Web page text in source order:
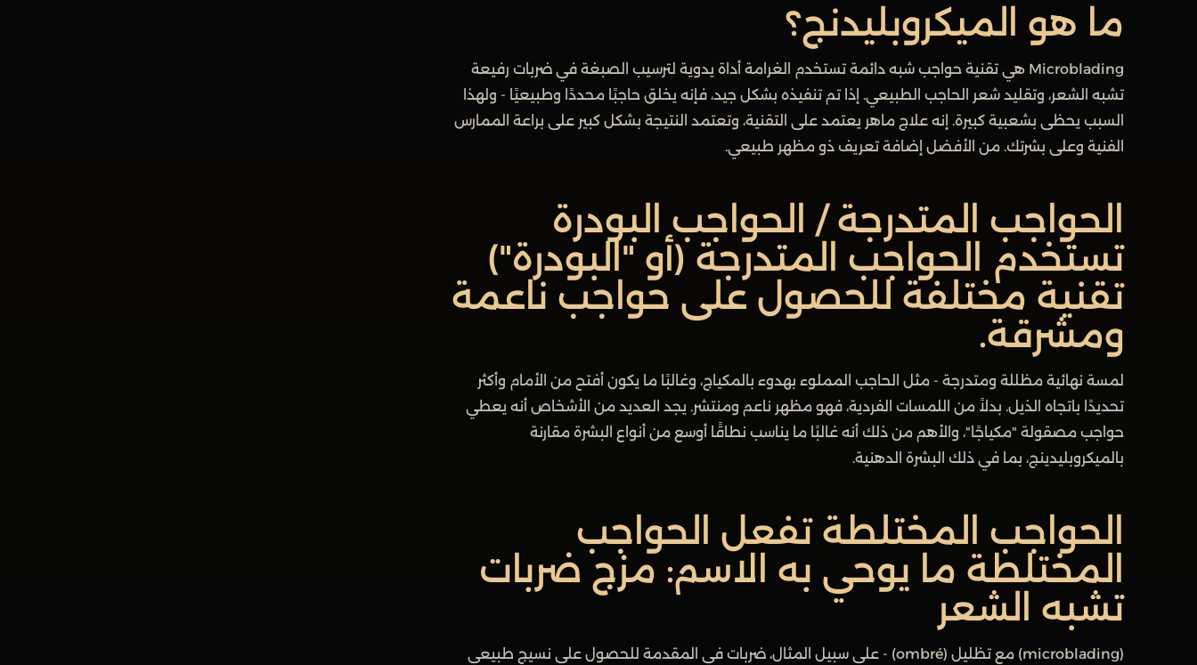
ما هو الميكروبليدنج؟
Microblading هي تقنية حواجب شبه دائمة تستخدم الغرامة أداة يدوية لترسيب الصبغة في ضربات رفيعة
تشبه الشعر، وتقليد شعر الحاجب الطبيعي. إذا تم تنفيذه بشكل جيد، فإنه يخلق حاجبًا محددًا وطبيعيًا - ولهذا
السبب يحظى بشعبية كبيرة. إنه علاج ماهر يعتمد على التقنية، وتعتمد النتيجة بشكل كبير على براعة الممارس
الفنية وعلى بشرتك. من الأفضل إضافة تعريف ذو مظهر طبيعي.
الحواجب المتدرجة / الحواجب البودرة
تستخدم الحواجب المتدرجة (أو "البودرة")
تقنية مختلفة للحصول على حواجب ناعمة
ومشرقة.
لمسة نهائية مظللة ومتدرجة - مثل الحاجب المملوء بهدوء بالمكياج، وغالبًا ما يكون أفتح من الأمام وأكثر
تحديدًا باتجاه الذيل. بدلاً من اللمسات الفردية، فهو مظهر ناعم ومنتشر. يجد العديد من الأشخاص أنه يعطي
حواجب مصقولة "مكياجًا"، والأهم من ذلك أنه غالبًا ما يناسب نطاقًا أوسع من أنواع البشرة مقارنة
بالميكروبليدينج، بما في ذلك البشرة الدهنية.
الحواجب المختلطة تفعل الحواجب
المختلطة ما يوحي به الاسم: مزج ضربات
تشبه الشعر
(microblading) مع تظليل (ombré) - على سبيل المثال، ضربات في المقدمة للحصول على نسيج طبيعي